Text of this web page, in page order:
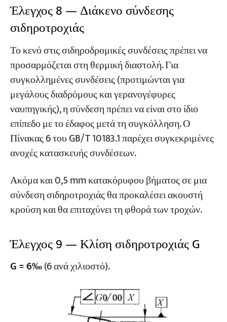
Έλεγχος 8 — Διάκενο σύνδεσης
σιδηροτροχιάς
Το κενό στις σιδηροδρομικές συνδέσεις πρέπει να
προσαρμόζεται στη θερμική διαστολή. Για
συγκολλημένες συνδέσεις (προτιμώνται για
μεγάλους διαδρόμους και γερανογέφυρες
ναυπηγικής), η σύνδεση πρέπει να είναι στο ίδιο
επίπεδο με το έδαφος μετά τη συγκόλληση. Ο
Πίνακας 6 του GB/T 10183.1 παρέχει συγκεκριμένες
ανοχές κατασκευής συνδέσεων.
Ακόμα και 0,5 mm κατακόρυφου βήματος σε μια
σύνδεση σιδηροτροχιάς θα προκαλέσει ακουστή
κρούση και θα επιταχύνει τη φθορά των τροχών.
Έλεγχος 9 — Κλίση σιδηροτροχιάς G
G = 6‰(6 ανά χιλιοστό).